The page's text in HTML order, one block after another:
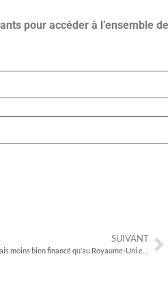
pour accéder à l’ensemble de
SUIVANT
L’audiovisuel public français moins bien financé qu’au Royaume-Uni et surtout en Allemagne